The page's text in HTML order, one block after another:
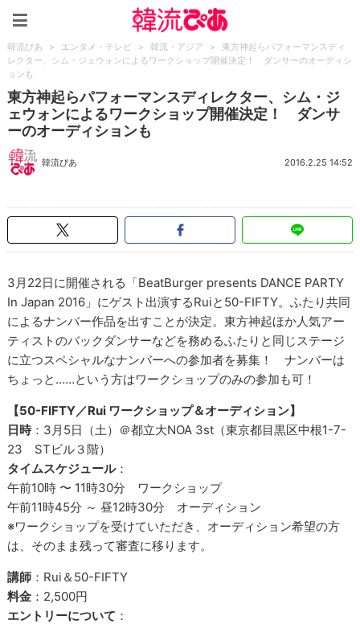
韓流ぴあ > エンタメ・テレビ > 韓流・アジア >
東方神起らパフォーマンスディ
レクター、シム・ジェウォンによるワークショップ開催決定！ ダンサーのオーディシ
ョンも
東方神起らパフォーマンスディレクター、シム・ジ
ェウォンによるワークショップ開催決定！ ダンサ
ーのオーディションも
韓流ぴあ 2016.2.25 14:52
3月22日に開催される「BeatBurger presents DANCE PARTY
In Japan 2016」にゲスト出演するRuiと50-FIFTY。ふたり共同
によるナンバー作品を出すことが決定。東方神起ほか人気アー
ティストのバックダンサーなどを務めるふたりと同じステージ
に立つスペシャルなナンバーへの参加者を募集！ ナンバーは
ちょっと……という方はワークショップのみの参加も可！
【50-FIFTY／Rui ワークショップ＆オーディション】
日時：3月5日（土）＠都立大NOA 3st（東京都目黒区中根1-7-
23 STビル３階）
タイムスケジュール：
午前10時 〜 11時30分 ワークショップ
午前11時45分 ～ 昼12時30分 オーディション
※ワークショップを受けていただき、オーディション希望の方
は、そのまま残って審査に移ります。
講師 ：Rui＆50-FIFTY
料金 ：2,500円
エントリーについて ：